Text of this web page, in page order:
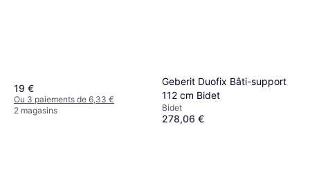
19 €
Ou 3 paiements de 6,33 €
2 magasins
Geberit Duofix Bâti-support
112 cm Bidet
Bidet
278,06 €